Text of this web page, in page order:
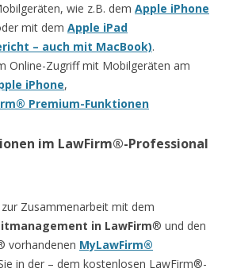
wie z.B. dem Apple iPhone
mit dem Apple iPad
– auch mit MacBook).
Online-Zugriff mit Mobilgeräten am
iPhone,
Premium-Funktionen
im LawFirm®-Professional
Zusammenarbeit mit dem
in LawFirm® und den
vorhandenen MyLawFirm®
in der – dem kostenlosen LawFirm®-